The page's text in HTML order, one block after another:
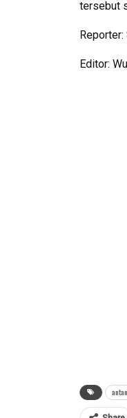
tersebut
Reporter:
Editor:
antan